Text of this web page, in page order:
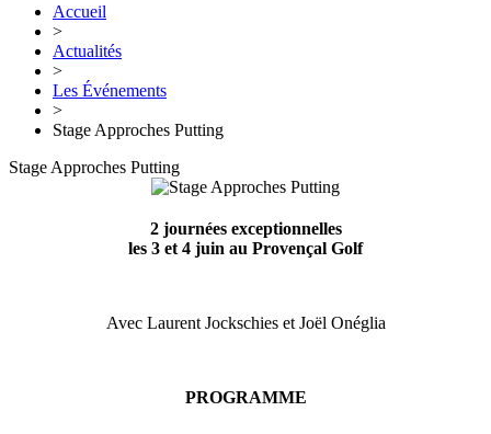
Accueil
>
Actualités
>
Les Événements
>
Stage Approches Putting
Stage Approches Putting
2 journées exceptionnelles
les 3 et 4 juin au Provençal Golf
Avec Laurent Jockschies et Joël Onéglia
PROGRAMME